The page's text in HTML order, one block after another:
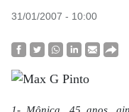
31/01/2007 - 10:00